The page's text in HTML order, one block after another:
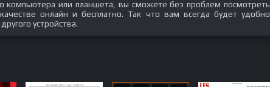
компьютера или планшета, вы сможете без проблем посмотреть
онлайн и бесплатно. Так что вам всегда будет удобно
устройства.